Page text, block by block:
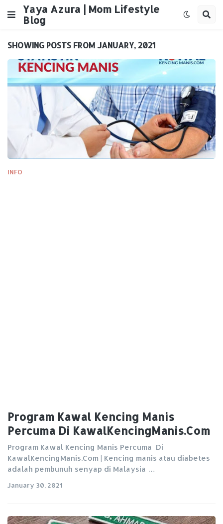
Yaya Azura | Mom Lifestyle
Blog
SHOWING POSTS FROM JANUARY, 2021
INFO
Program Kawal Kencing Manis
Percuma Di KawalKencingManis.Com
Program Kawal Kencing Manis Percuma Di
KawalKencingManis.Com | Kencing manis atau diabetes
adalah pembunuh senyap di Malaysia …
January 30, 2021